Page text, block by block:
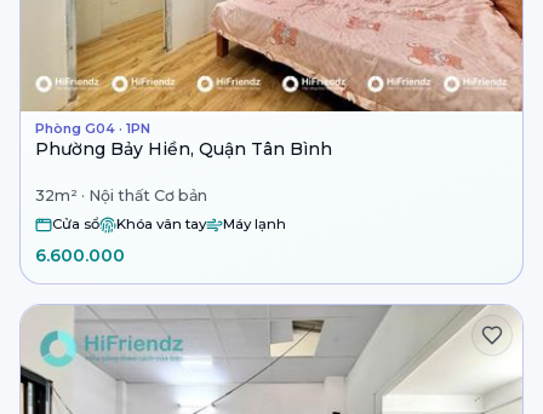
Phòng G04 · 1PN
Phường Bảy Hiền, Quận Tân Bình
32m² · Nội thất Cơ bản
Cửa sổ Khóa vân tay Máy lạnh
6.600.000